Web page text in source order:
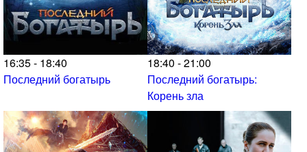
16:35 - 18:40
Последний богатырь
18:40 - 21:00
Последний богатырь:
Корень зла